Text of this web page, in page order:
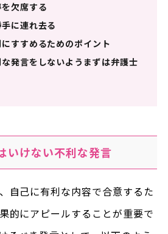
欠席する
に連れ去る
すすめるためのポイント
発言をしないようまずは弁護士
いけない不利な発言
自己に有利な内容で合意するた
的にアピールすることが重要で